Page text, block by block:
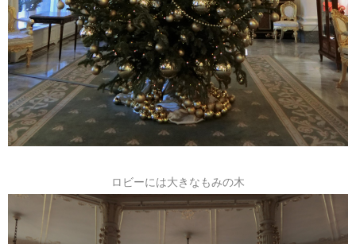
ロビーには大きなもみの木